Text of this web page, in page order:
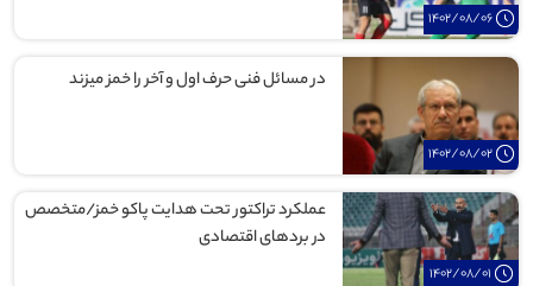
1402/08/06
1402/08/02
در مسائل فنی حرف اول و آخر را خمز میزند
1402/08/01
عملکرد تراکتور تحت هدایت پاکو خمز/متخصص
در بردهای اقتصادی